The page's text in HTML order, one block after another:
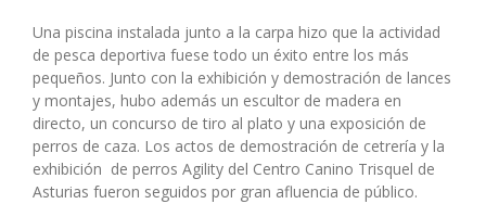
Una piscina instalada junto a la carpa hizo que la actividad
de pesca deportiva fuese todo un éxito entre los más
pequeños. Junto con la exhibición y demostración de lances
y montajes, hubo además un escultor de madera en
directo, un concurso de tiro al plato y una exposición de
perros de caza. Los actos de demostración de cetrería y la
exhibición de perros Agility del Centro Canino Trisquel de
Asturias fueron seguidos por gran afluencia de público.